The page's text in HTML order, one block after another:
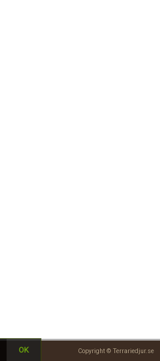
Copyright © Terrariedjur.se
OK